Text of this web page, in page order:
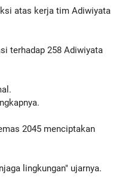
atas kerja tim Adiwiyata
terhadap 258 Adiwiyata
2045 menciptakan
lingkungan" ujarnya.